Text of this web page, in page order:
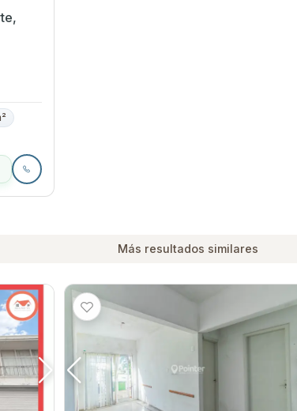
Más resultados similares